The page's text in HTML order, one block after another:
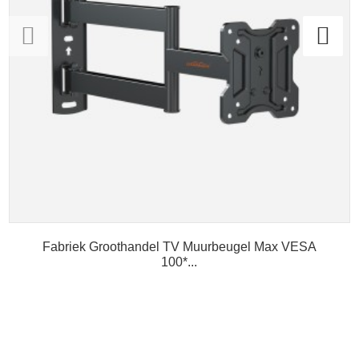
Fabriek Groothandel TV Muurbeugel Max VESA
100*...